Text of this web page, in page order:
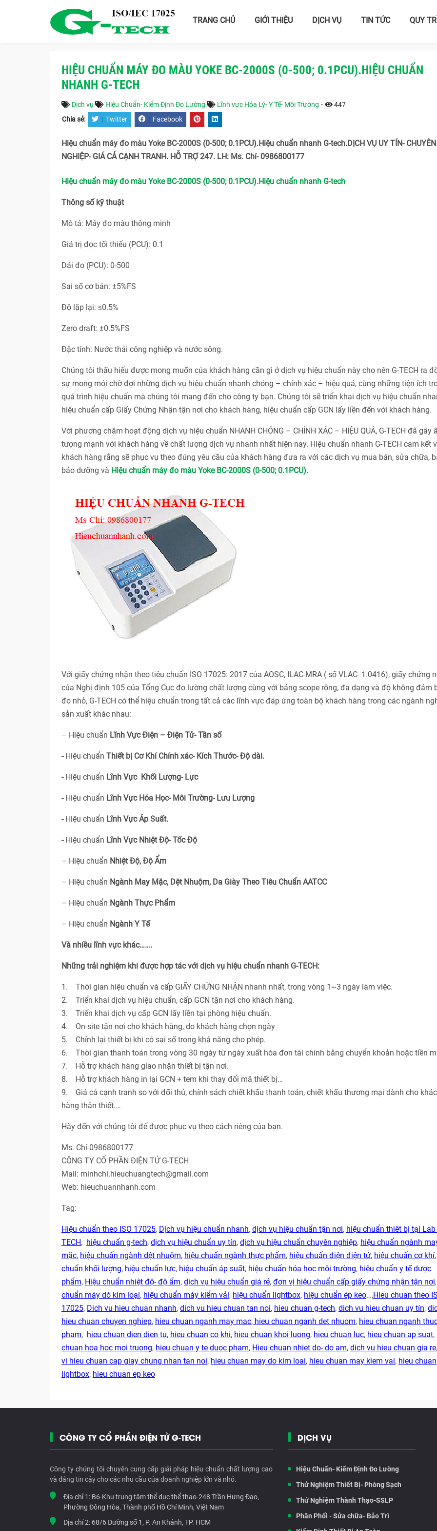
TRANG CHỦ GIỚI THIỆU DỊCH VỤ TIN TỨC QUY
HIỆU CHUẨN MÁY ĐO MÀU YOKE BC-2000S (0-500; 0.1PCU).HIỆU CHUẨN
NHANH G-TECH
Dịch vụ Hiệu Chuẩn- Kiểm Định Đo Lường Lĩnh vực Hóa Lý- Y Tế- Môi Trường - 447
Chia sẻ: | Twitter | Facebook
Hiệu chuẩn máy đo màu Yoke BC-2000S (0-500; 0.1PCU).Hiệu chuẩn nhanh G-tech.DỊCH VỤ UY TÍN- CHUYÊN
NGHIỆP- GIÁ CẢ CẠNH TRANH. HỖ TRỢ 247. LH: Ms. Chí- 0986800177
Hiệu chuẩn máy đo màu Yoke BC-2000S (0-500; 0.1PCU).Hiệu chuẩn nhanh G-tech
Thông số kỹ thuật
Mô tả: Máy đo màu thông minh
Giá trị đọc tối thiểu (PCU): 0.1
Dải đo (PCU): 0-500
Sai số cơ bản: ±5%FS
Độ lặp lại: ≤0.5%
Zero draft: ±0.5%FS
Đặc tính: Nước thải công nghiệp và nước sông.
Chúng tôi thấu hiểu được mong muốn của khách hàng cần gì ở dịch vụ hiệu chuẩn này cho nên G-TECH ra
sự mong mỏi chờ đợi những dịch vụ hiệu chuẩn nhanh chóng – chính xác – hiệu quả, cùng những tiện ích
quá trình hiệu chuẩn mà chúng tôi mang đến cho công ty bạn. Chúng tôi sẽ triển khai dịch vụ hiệu chuẩn
hiệu chuẩn cấp Giấy Chứng Nhận tận nơi cho khách hàng, hiệu chuẩn cấp GCN lấy liền đến với khách hàng.
Với phương châm hoạt động dịch vụ hiệu chuẩn NHANH CHÓNG – CHÍNH XÁC – HIỆU QUẢ, G-TECH đã gây
tượng mạnh với khách hàng về chất lượng dịch vụ nhanh nhất hiện nay. Hiệu chuẩn nhanh G-TECH cam kết
khách hàng rằng sẽ phục vụ theo đúng yêu cầu của khách hàng đưa ra với các dịch vụ mua bán, sửa chữa,
bảo dưỡng và Hiệu chuẩn máy đo màu Yoke BC-2000S (0-500; 0.1PCU).
Với giấy chứng nhận theo tiêu chuẩn ISO 17025: 2017 của AOSC, ILAC-MRA ( số VLAC- 1.0416), giấy chứng
của Nghị định 105 của Tổng Cục đo lường chất lượng cùng với bảng scope rộng, đa dạng và độ không đảm
đo nhỏ, G-TECH có thể hiệu chuẩn trong tất cả các lĩnh vực đáp ứng toàn bộ khách hàng trong các ngành
sản xuất khác nhau:
– Hiệu chuẩn Lĩnh Vực Điện – Điện Tử- Tần số
- Hiệu chuẩn Thiết bị Cơ Khí Chính xác- Kích Thước- Độ dài.
- Hiệu chuẩn Lĩnh Vực Khối Lượng- Lực
- Hiệu chuẩn Lĩnh Vực Hóa Học- Môi Trường- Lưu Lượng
- Hiệu chuẩn Lĩnh Vực Áp Suất.
-Hiệu chuẩn Lĩnh Vực Nhiệt Độ- Tốc Độ
– Hiệu chuẩn Nhiệt Độ, Độ Ẩm
– Hiệu chuẩn Ngành May Mặc, Dệt Nhuộm, Da Giày Theo Tiêu Chuẩn AATCC
– Hiệu chuẩn Ngành Thực Phẩm
– Hiệu chuẩn Ngành Y Tế
Và nhiều lĩnh vực khác…….
Những trải nghiệm khi được hợp tác với dịch vụ hiệu chuẩn nhanh G-TECH:
1. Thời gian hiệu chuẩn và cấp GIẤY CHỨNG NHẬN nhanh nhất, trong vòng 1~3 ngày làm việc.
2. Triển khai dịch vụ hiệu chuẩn, cấp GCN tận nơi cho khách hàng.
3. Triển khai dịch vụ cấp GCN lấy liền tại phòng hiệu chuẩn.
4. On-site tận nơi cho khách hàng, do khách hàng chọn ngày
5. Chỉnh lại thiết bị khi có sai số trong khả năng cho phép.
6. Thời gian thanh toán trong vòng 30 ngày từ ngày xuất hóa đơn tài chính bằng chuyển khoản hoặc tiền
7. Hỗ trợ khách hàng giao nhận thiết bị tận nơi.
8. Hỗ trợ khách hàng in lại GCN + tem khi thay đổi mã thiết bị…
9. Giá cả cạnh tranh so với đối thủ, chính sách chiết khấu thanh toán, chiết khấu thương mại dành cho
hàng thân thiết.…
Hãy đến với chúng tôi để được phục vụ theo cách riêng của bạn.
Ms. Chí-0986800177
CÔNG TY CỔ PHẦN ĐIỆN TỬ G-TECH
Mail: minhchi.hieuchuangtech@gmail.com
Web: hieuchuannhanh.com
Tag:
Hiệu chuẩn theo ISO 17025, Dịch vụ hiệu chuẩn nhanh, dịch vụ hiệu chuẩn tận nơi, hiệu chuẩn thiêt bị tại Lab
TECH, hiệu chuẩn g-tech, dịch vụ hiệu chuẩn uy tín, dịch vụ hiệu chuẩn chuyên nghiệp, hiệu chuẩn ngành
mặc, hiệu chuẩn ngành dệt nhuộm, hiệu chuẩn ngành thực phẩm, hiệu chuẩn điện điện tử, hiệu chuẩn cơ khí,
chuẩn khối lượng, hiệu chuẩn lực, hiệu chuẩn áp suất, hiệu chuẩn hóa học môi trường, hiệu chuẩn y tế dược
phẩm, Hiệu chuẩn nhiệt độ- độ ẩm, dịch vụ hiệu chuẩn giá rẻ, đơn vị hiệu chuẩn cấp giấy chứng nhận tận nơi,
chuẩn máy dò kim loại, hiệu chuẩn máy kiểm vải, hiệu chuẩn lightbox, hiệu chuẩn ép keo…,Hieu chuan theo
17025, Dich vu hieu chuan nhanh, dich vu hieu chuan tan noi, hieu chuan g-tech, dich vu hieu chuan uy tín,
hieu chuan chuyen nghiep, hieu chuan nganh may mac, hieu chuan nganh det nhuom, hieu chuan nganh
pham, hieu chuan dien dien tu, hieu chuan co khi, hieu chuan khoi luong, hieu chuan luc, hieu chuan ap suat,
chuan hoa hoc moi truong, hieu chuan y te duoc pham, Hieu chuan nhiet do- do am, dich vu hieu chuan gia re,
vi hieu chuan cap giay chung nhan tan noi, hieu chuan may do kim loai, hieu chuan may kiem vai, hieu chuan
lightbox, hieu chuan ep keo
CÔNG TY CỔ PHẦN ĐIỆN TỬ G-TECH
Công ty chúng tôi chuyên cung cấp giải pháp hiệu chuẩn chất lượng cao
và đáng tin cậy cho các nhu cầu của doanh nghiệp lớn và nhỏ.
Địa chỉ 1: B6-Khu trung tâm thể dục thể thao-248 Trần Hưng Đạo,
Phường Đông Hòa, Thành phố Hồ Chí Minh, Việt Nam
Địa chỉ 2: 68/6 Đường số 1, P. An Khánh, TP. HCM
DỊCH VỤ
Hiệu Chuẩn- Kiểm Định Đo Lường
Thử Nghiệm Thiết Bị- Phòng Sạch
Thử Nghiệm Thành Thạo-SSLP
Phân Phối - Sửa chữa- Bảo Trì